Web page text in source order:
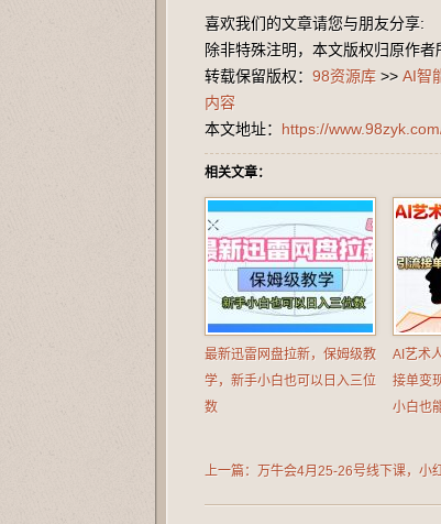
喜欢我们的文章请您与朋友分享:
除非特殊注明，本文版权归原作
转载保留版权： 98资源库 >> AI智
内容
本文地址： https://
相关文章：
最新迅雷网盘拉新，保姆级教
学，新手小白也可以日入三位
数
AI艺术
接单变
小白也
上一篇：万牛会4月25-26号线下课，小